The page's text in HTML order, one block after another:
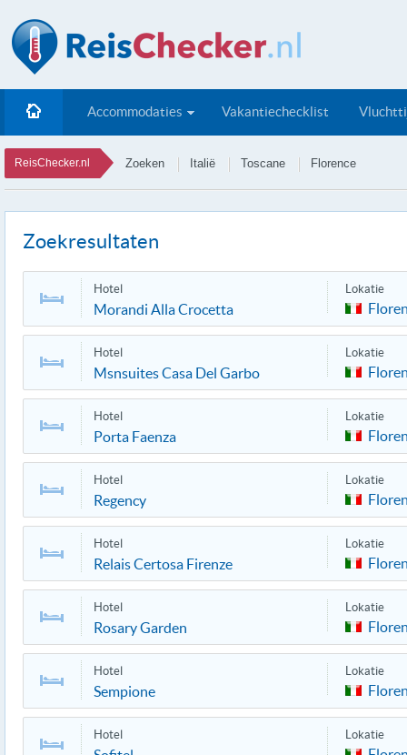
Accommodaties Vakantiechecklist
ReisChecker.nl Zoeken Italië Toscane Florence
Zoekresultaten
Hotel
Morandi Alla Crocetta
Lokatie
Hotel
Msnsuites Casa Del Garbo
Lokatie
Hotel
Porta Faenza
Lokatie
Hotel
Regency
Lokatie
Hotel
Relais Certosa Firenze
Lokatie
Hotel
Rosary Garden
Lokatie
Hotel
Sempione
Lokatie
Hotel Lokatie